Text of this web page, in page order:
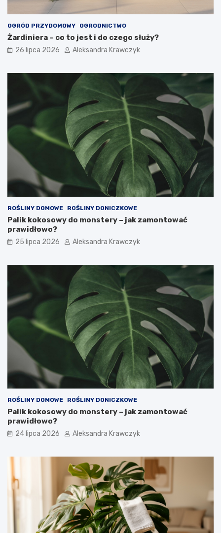
OGRÓD PRZYDOMOWY OGRODNICTWO
Żardiniera – co to jest i do czego służy?
26 lipca 2026 Aleksandra Krawczyk
ROŚLINY DOMOWE ROŚLINY DONICZKOWE
Palik kokosowy do monstery – jak zamontować
prawidłowo?
25 lipca 2026 Aleksandra Krawczyk
ROŚLINY DOMOWE ROŚLINY DONICZKOWE
Palik kokosowy do monstery – jak zamontować
prawidłowo?
24 lipca 2026 Aleksandra Krawczyk